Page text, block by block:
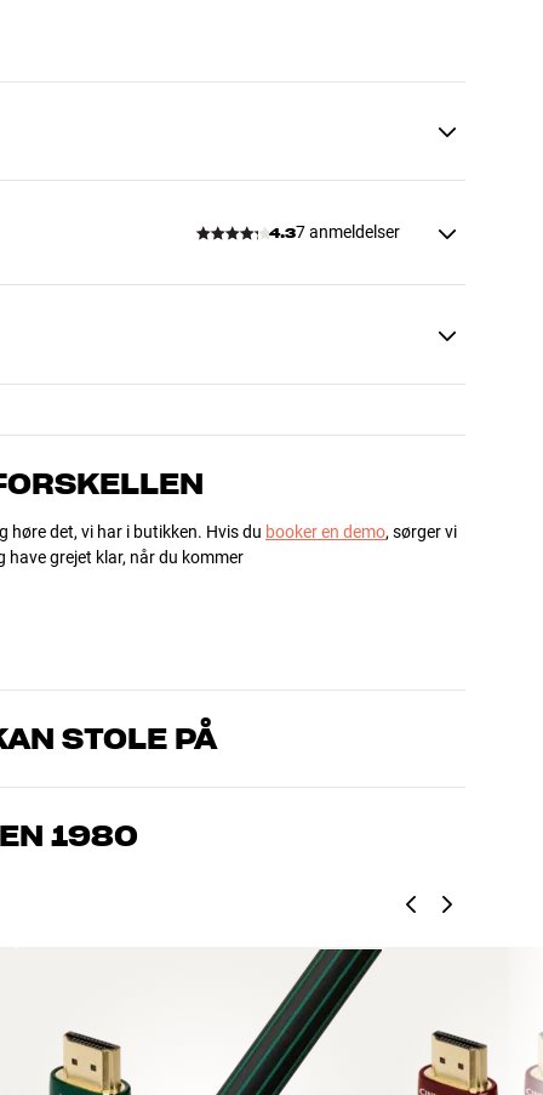
4.37 anmeldelser
høre det, vi har i butikken. Hvis du booker en demo, sørger vi
grejet klar, når du kommer
STOLE PÅ
kender produkterne og brænder for den gode lyd til både
1980